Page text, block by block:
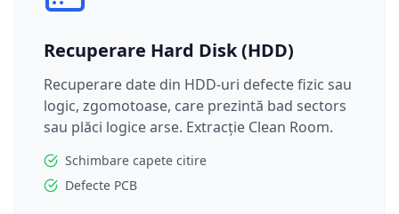
Recuperare Hard Disk (HDD)
Recuperare date din HDD-uri defecte fizic sau
logic, zgomotoase, care prezintă bad sectors
sau plăci logice arse. Extracție Clean Room.
Schimbare capete citire
Defecte PCB